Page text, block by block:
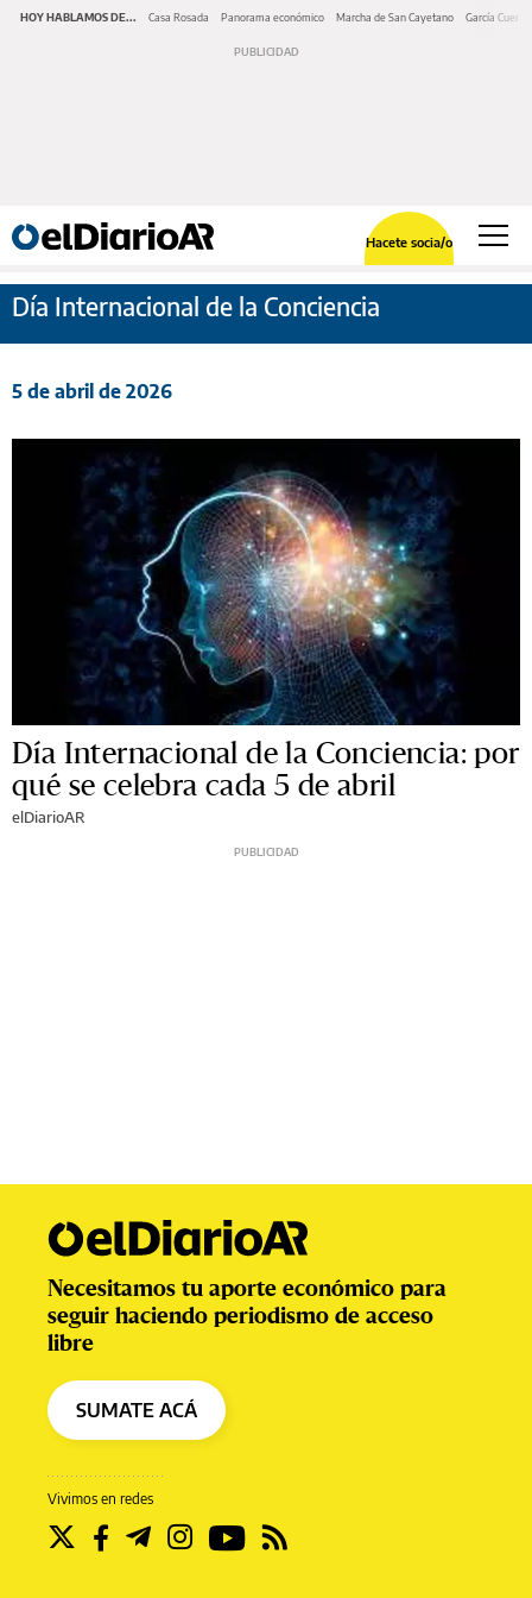
HOY HABLAMOS DE... Casa Rosada Panorama económico Marcha de San Cayetano García Cuerva
Hacete socia/o
Día Internacional de la Conciencia
5 de abril de 2026
Día Internacional de la Conciencia: por
qué se celebra cada 5 de abril
elDiarioAR
Vivimos en redes
Necesitamos tu aporte económico para
seguir haciendo periodismo de acceso
libre
SUMATE ACÁ